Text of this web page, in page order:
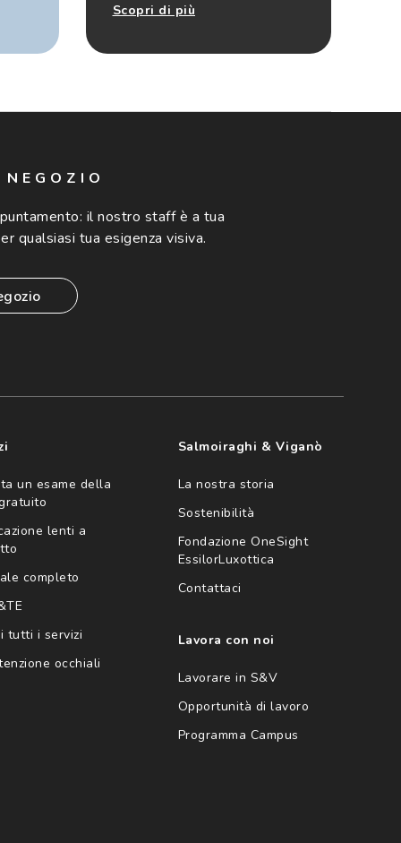
Scopri di più
il nostro staff è a tua
qualsiasi tua esigenza visiva.
un esame della
lenti a
completo
tutti i servizi
occhiali
Salmoiraghi & Viganò
La nostra storia
Sostenibilità
Fondazione OneSight
EssilorLuxottica
Contattaci
Lavora con noi
Lavorare in S&V
Opportunità di lavoro
Programma Campus